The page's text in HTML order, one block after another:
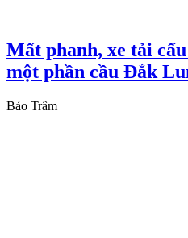
Mất phanh, xe tải
một phần cầu Đắk
Bảo Trâm